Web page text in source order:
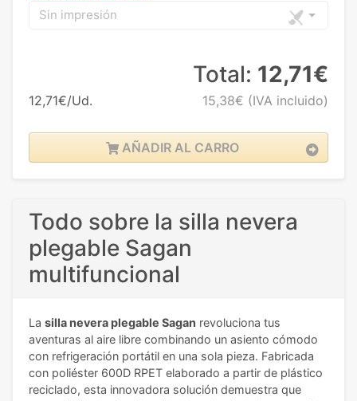
Sin impresión
12,71€/Ud.
Total: 12,71€
15,38€ (IVA incluido)
AÑADIR AL CARRO
Todo sobre la silla nevera
plegable Sagan
multifuncional
La silla nevera plegable Sagan revoluciona tus
aventuras al aire libre combinando un asiento cómodo
con refrigeración portátil en una sola pieza. Fabricada
con poliéster 600D RPET elaborado a partir de plástico
reciclado, esta innovadora solución demuestra que